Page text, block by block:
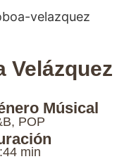
Velázquez
Músical
POP
min